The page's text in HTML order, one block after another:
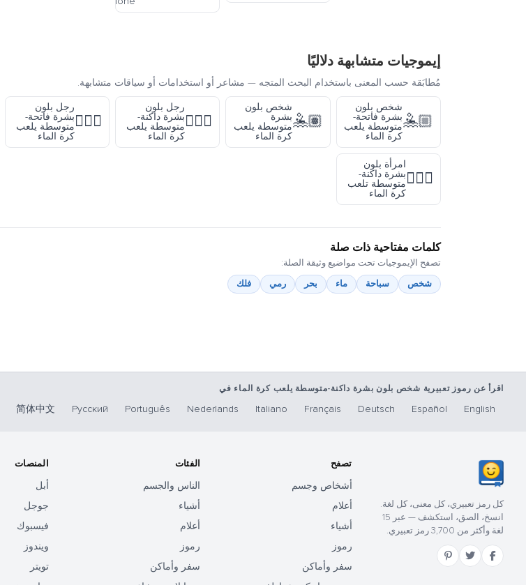
إيموجيات متشابهة دلاليًا
مُطابَقة حسب المعنى باستخدام البحث المتجه — مشاعر أو استخدامات أو سياقات متشابهة.
🤽🏼
شخص بلون
بشرة فاتحة-
متوسطة يلعب
كرة الماء
🤽🏽
شخص بلون
بشرة
متوسطة يلعب
كرة الماء
🤽🏾‍♂️
رجل بلون
بشرة داكنة-
متوسطة يلعب
كرة الماء
🤽🏼‍♂️
رجل بلون
بشرة فاتحة-
متوسطة يلعب
كرة الماء
🤽🏾‍♀️
امرأة بلون
بشرة داكنة-
متوسطة تلعب
كرة الماء
كلمات مفتاحية ذات صلة
تصفح الإيموجيات تحت مواضيع وثيقة الصلة:
شخص
سباحة ماء بحر رمي فلك
اقرأ عن رموز تعبيرية شخص بلون بشرة داكنة-متوسطة يلعب كرة الماء في
English
Español
Deutsch
Français
Italiano
Nederlands
Português
Русский
简体中文
كل رمز تعبيري، كل معنى، كل لغة.
انسخ، الصق، استكشف — عبر 15
لغة وأكثر من 3,700 رمز تعبيري.
تصفح
أشخاص وجسم
أعلام
أشياء
رموز
سفر وأماكن
الفئات
الناس والجسم
أشياء
أعلام
رموز
سفر وأماكن
المنصات
أبل
جوجل
فيسبوك
ويندوز
تويتر